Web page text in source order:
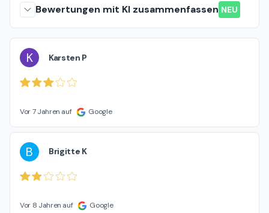
Bewertungen mit KI zusammenfassen NEU
K Karsten P
Vor 7 Jahren auf Google
B Brigitte K
Vor 8 Jahren auf Google